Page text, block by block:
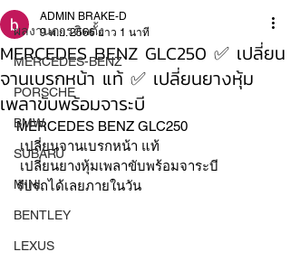
ผลงานการติดตั้ง
MERCEDES-BENZ
PORSCHE
BMW
SUBARU
MINI
BENTLEY
LEXUS
MERCEDES BENZ GLC250 ✅ เปลี่ยน
จานเบรกหน้า แท้ ✅ เปลี่ยนยางหุ้ม
เพลาขับพร้อมจาระบี
ADMIN BRAKE-D
9 พ.ย. 2566 ยาว 1 นาที
MERCEDES BENZ GLC250
เปลี่ยนจานเบรกหน้า แท้
เปลี่ยนยางหุ้มเพลาขับพร้อมจาระบี
รับรถได้เลยภายในวัน